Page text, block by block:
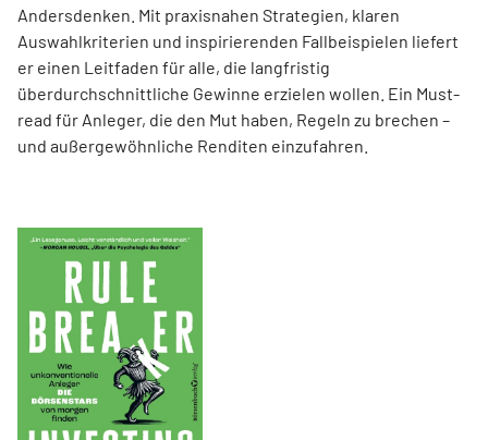
Andersdenken. Mit praxisnahen Strategien, klaren
Auswahlkriterien und inspirierenden Fallbeispielen liefert
er einen Leit­faden für alle, die langfristig
überdurchschnittliche Gewinne erzielen wollen. Ein Must-
read für Anleger, die den Mut haben, Regeln zu brechen –
und außergewöhnliche Renditen einzufahren.